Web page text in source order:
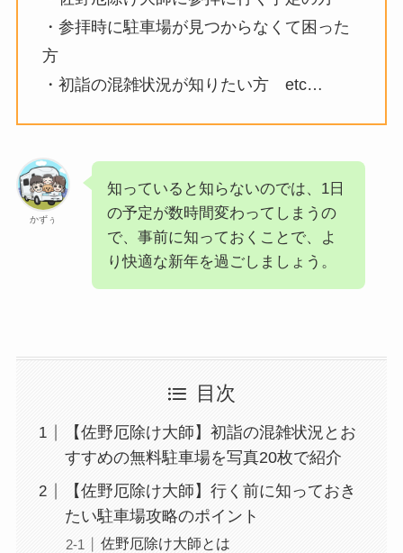
・参拝時に駐車場が見つからなくて困った
方
・初詣の混雑状況が知りたい方 etc…
かずぅ
知っていると知らないのでは、1日
の予定が数時間変わってしまうの
で、事前に知っておくことで、よ
り快適な新年を過ごしましょう。
目次
【佐野厄除け大師】初詣の混雑状況とお
すすめの無料駐車場を写真20枚で紹介
【佐野厄除け大師】行く前に知っておき
たい駐車場攻略のポイント
佐野厄除け大師とは